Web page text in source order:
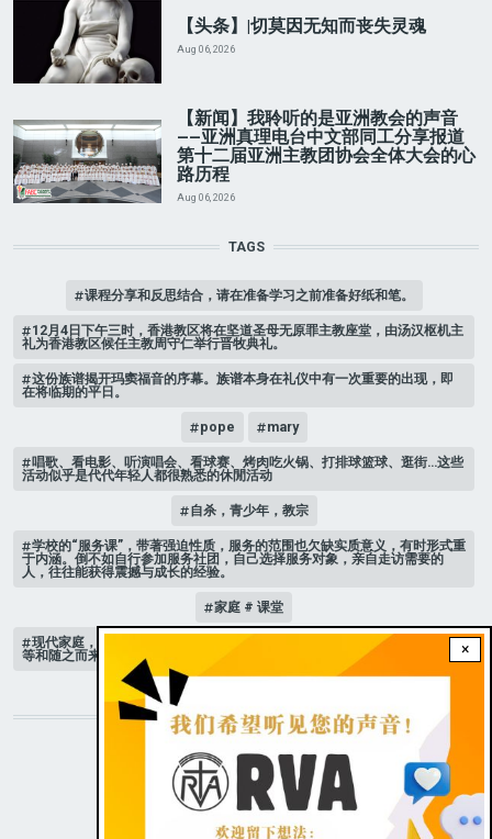
×
【头条】|切莫因无知而丧失灵魂
Aug 06, 2026
【新闻】我聆听的是亚洲教会的声音
——亚洲真理电台中文部同工分享报道
第十二届亚洲主教团协会全体大会的心
路历程
Aug 06, 2026
TAGS
课程分享和反思结合，请在准备学习之前准备好纸和笔。
12月4日下午三时，香港教区将在坚道圣母无原罪主教座堂，由汤汉枢机主
礼为香港教区候任主教周守仁举行晋牧典礼。
这份族谱揭开玛窦福音的序幕。族谱本身在礼仪中有一次重要的出现，即
在将临期的平日。
pope mary
唱歌、看电影、听演唱会、看球赛、烤肉吃火锅、打排球篮球、逛街…这些
活动似乎是代代年轻人都很熟悉的休閒活动
自杀，青少年，教宗
学校的“服务课”，带著强迫性质，服务的范围也欠缺实质意义，有时形式重
于内涵。倒不如自行参加服务社团，自己选择服务对象，亲自走访需要的
人，往往能获得震撼与成长的经验。
家庭 # 课堂
现代家庭，子女或许都是宝贝，不公平的待遇显得比较少，但隐性的不平
等和随之而来的身心压力却仍旧挥之不去。
STAY CONNECTED WITH US!